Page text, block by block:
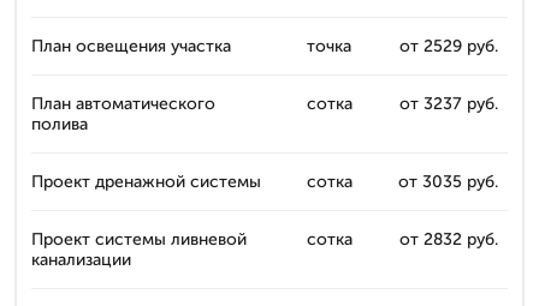
План освещения участка точка от 2529 руб.
План автоматического
полива
сотка от 3237 руб.
Проект дренажной системы сотка от 3035 руб.
Проект системы ливневой
канализации
сотка от 2832 руб.